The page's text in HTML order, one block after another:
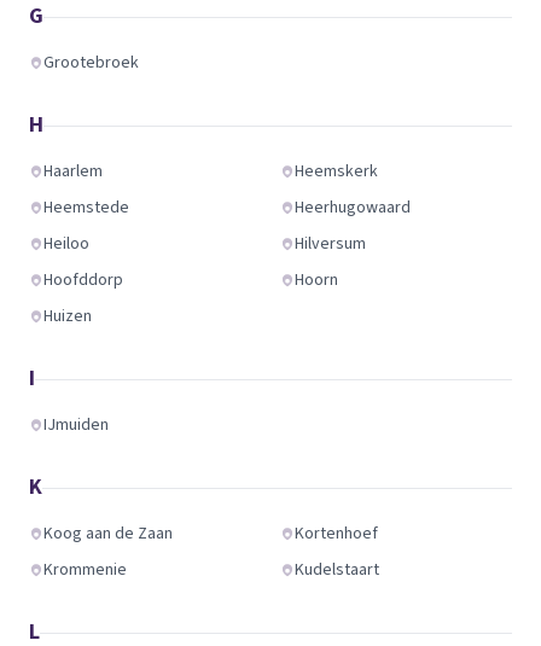
G
Grootebroek
H
Haarlem
Heemskerk
Heemstede
Heerhugowaard
Heiloo
Hilversum
Hoofddorp
Hoorn
Huizen
I
IJmuiden
K
Koog aan de Zaan
Kortenhoef
Krommenie
Kudelstaart
L